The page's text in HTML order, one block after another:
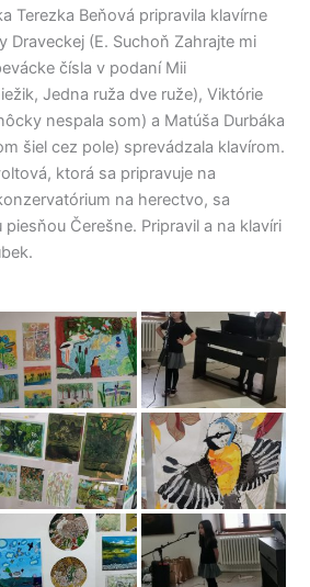
Terezka Beňová pripravila klavírne
Draveckej (E. Suchoň Zahrajte mi
čísla v podaní Mii
Jedna ruža dve ruže), Viktórie
nespala som) a Matúša Durbáka
šiel cez pole) sprevádzala klavírom.
ktorá sa pripravuje na
na herectvo, sa
Čerešne. Pripravil a na klavíri